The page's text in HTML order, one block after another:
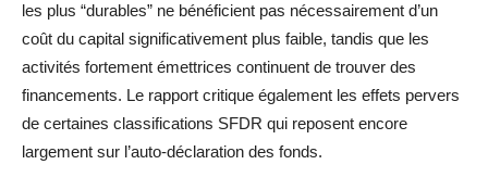
les plus “durables” ne bénéficient pas nécessairement d’un
coût du capital significativement plus faible, tandis que les
activités fortement émettrices continuent de trouver des
financements. Le rapport critique également les effets pervers
de certaines classifications SFDR qui reposent encore
largement sur l’auto-déclaration des fonds.